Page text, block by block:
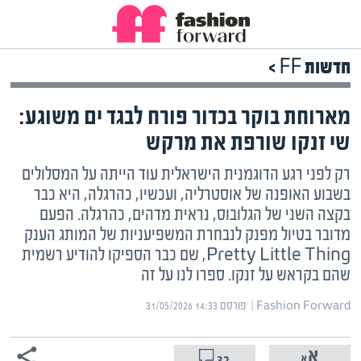
חדשות FF >
מארוחת בוקר בכדור פורח לבגד ים משוגע:
שי זנקו שורפת את מרקש
רק לפני רגע הדוגמנית הישראלית עוד הייתה על המסלולים
בשבוע האופנה של אוסטרליה, ועכשיו, כהרגלה, היא כבר
בקצה השני של הגלובוס, נראית מדהים, כהרגלה. הפעם
מדובר בטיול מפנק לנבחרת המשפיעניות של המותג הענק
Pretty Little Thing, שם כבר הספיקו להודיע רשמית
שהם בקראש על זנקו. ספרו לנו על זה
Fashion Forward | ‏ פורסם ‎31/05/2026 14:33